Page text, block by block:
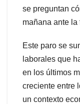
se preguntan
mañana ante la
Este paro se
laborales que
en los últimos
creciente entre
un contexto